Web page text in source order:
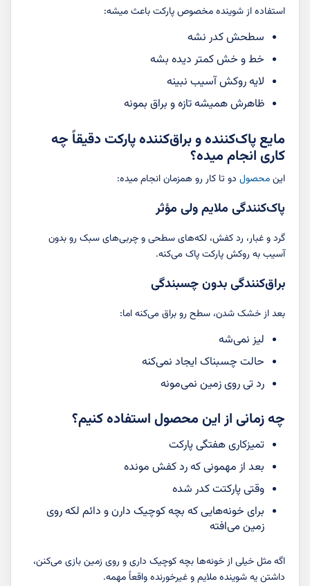
استفاده از شوینده مخصوص پارکت باعث میشه:
سطحش کدر نشه
خط و خش کمتر دیده بشه
لایه روکش آسیب نبینه
ظاهرش همیشه تازه و براق بمونه
مایع پاک‌کننده و براق‌کننده پارکت دقیقاً چه
کاری انجام میده؟
اینمحصول دو تا کار رو همزمان انجام میده:
پاک‌کنندگی ملایم ولی مؤثر
گرد و غبار، رد کفش، لکه‌های سطحی و چربی‌های سبک رو بدون
آسیب به روکش پارکت پاک می‌کنه.
براق‌کنندگی بدون چسبندگی
بعد از خشک شدن، سطح رو براق می‌کنه اما:
لیز نمی‌شه
حالت چسبناک ایجاد نمی‌کنه
رد تی روی زمین نمی‌مونه
چه زمانی از این محصول استفاده کنیم؟
تمیزکاری هفتگی پارکت
بعد از مهمونی که رد کفش مونده
وقتی پارکتت کدر شده
برای خونه‌هایی که بچه کوچیک دارن و دائم لکه روی
زمین می‌افته
اگه مثل خیلی از خونه‌ها بچه کوچیک داری و روی زمین بازی می‌کنن،
داشتن یه شوینده ملایم و غیرخورنده واقعاً مهمه.